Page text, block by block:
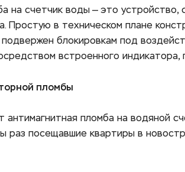
на счетчик воды — это
Простую в техническом плане
блокировкам под
встроенного
пломбы
антимагнитная пломба на водяной
раз посещавшие квартиры в